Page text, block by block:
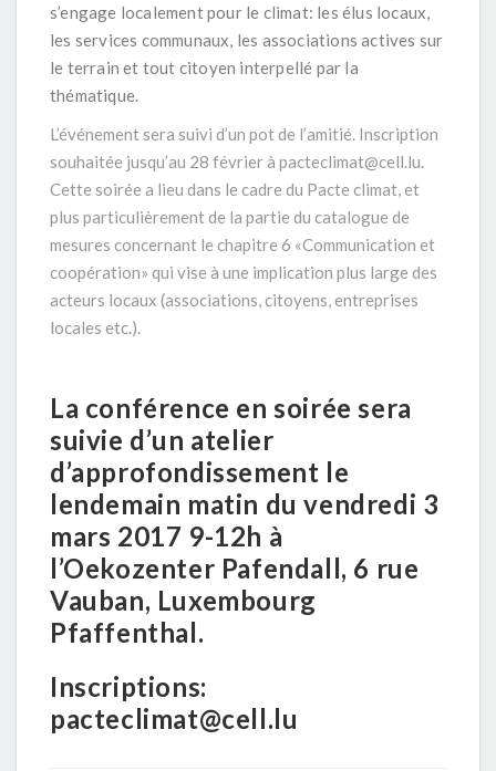
s’engage localement pour le climat: les élus locaux,
les services communaux, les associations actives sur
le terrain et tout citoyen interpellé par la
thématique.
L’événement sera suivi d’un pot de l’amitié. Inscription
souhaitée jusqu’au 28 février à pacteclimat@cell.lu.
Cette soirée a lieu dans le cadre du Pacte climat, et
plus particulièrement de la partie du catalogue de
mesures concernant le chapitre 6 «Communication et
coopération» qui vise à une implication plus large des
acteurs locaux (associations, citoyens, entreprises
locales etc.).
La conférence en soirée sera
suivie d’un atelier
d’approfondissement le
lendemain matin du vendredi 3
mars 2017 9-12h à
l’Oekozenter Pafendall, 6 rue
Vauban, Luxembourg
Pfaffenthal.
Inscriptions:
pacteclimat@cell.lu